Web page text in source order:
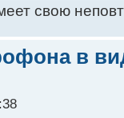
свою
в